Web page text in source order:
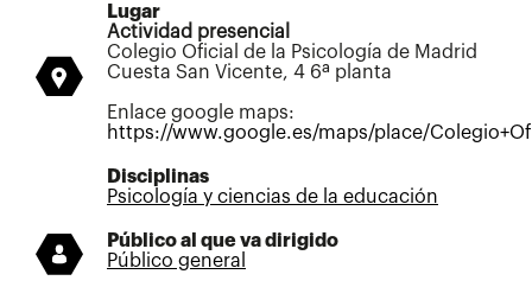
Lugar
Actividad presencial
Colegio Oficial de la Psicología de Madrid
Cuesta San Vicente, 4 6ª planta
Enlace google maps:
https://www.google.es/maps/place/
Disciplinas
Psicología y ciencias de la educación
Público al que va dirigido
Público general